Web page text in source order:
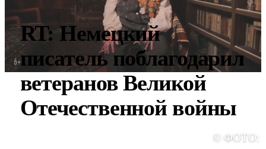
RT: Немецкий
писатель поблагодарил
ветеранов Великой
Отечественной войны
© ФОТО: